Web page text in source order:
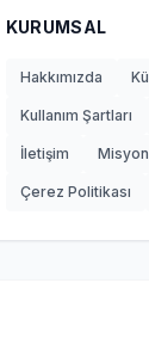
KURUMSAL
Hakkımızda
Kullanım Şartları
İletişim
Çerez Politikası